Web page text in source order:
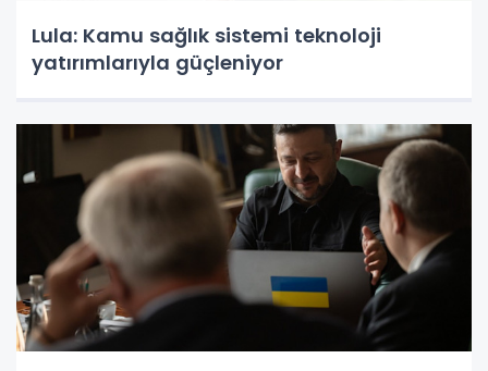
Lula: Kamu sağlık sistemi teknoloji
yatırımlarıyla güçleniyor